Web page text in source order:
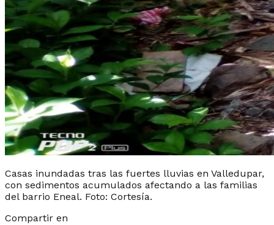
Casas inundadas tras las fuertes lluvias en Valledupar,
con sedimentos acumulados afectando a las familias
del barrio Eneal. Foto: Cortesía.
Compartir en